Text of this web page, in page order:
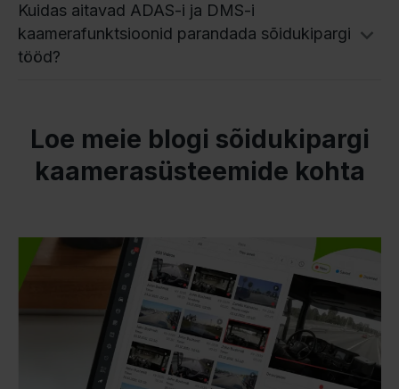
Kuidas aitavad ADAS-i ja DMS-i
kaamerafunktsioonid parandada sõidukipargi
tööd?
Loe meie blogi sõidukipargi
kaamerasüsteemide kohta